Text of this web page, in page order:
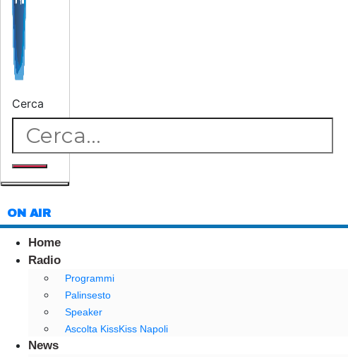
Cerca
ON AIR
Home
Radio
Programmi
Palinsesto
Speaker
Ascolta KissKiss Napoli
News